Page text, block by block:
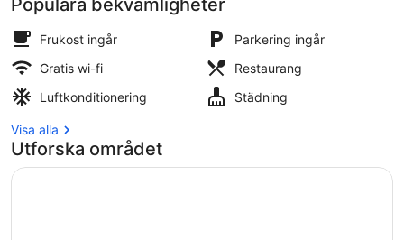
Frukost ingår
Parkering ingår
Gratis wi-fi
Restaurang
Luftkonditionering
Städning
Visa alla
Utforska området